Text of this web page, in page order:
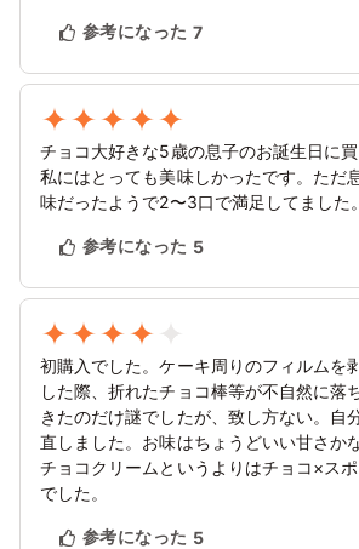
参考になった 7
チョコ大好きな5歳の息子のお誕生日に買
私にはとっても美味しかったです。ただ
味だったようで2〜3口で満足してました。
参考になった 5
初購入でした。ケーキ周りのフィルムを
した際、折れたチョコ棒等が不自然に落
きたのだけ謎でしたが、致し方ない。自
直しました。お味はちょうどいい甘さかな
チョコクリームというよりはチョコ×ス
でした。
参考になった 5